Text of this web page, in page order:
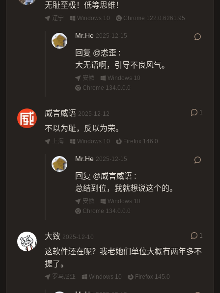
无耻至极！低等思维！
辽宁 Windows 10 Chrome 122.0.6261.95
Mr.He 2025-12-15
回复 @怸歪 :
大无语啊，引导不良风气。
安徽
Windows 10
Chrome 134.0.0.0
威言威语 2025-12-12 1
不以为耻，反以为荣。
上海 Windows 10 Firefox 146.0
Mr.He 2025-12-15
回复 @威言威语 :
总结到位，我就想说这个的。
安徽
Windows 10
Chrome 134.0.0.0
大致 2025-12-10 1
这软件还在呢？我老她们单位大概有两年多不
提了。
罗马尼亚 Windows 10 Firefox 145.0